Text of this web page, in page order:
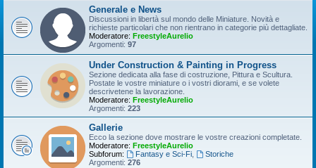
Generale e News
Discussioni in libertà sul mondo delle Miniature. Novità e
richieste particolari che non rientrano in categorie più dettagliate.
Moderatore: FreestyleAurelio
Argomenti: 97
Under Construction & Painting in Progress
Sezione dedicata alla fase di costruzione, Pittura e Scultura.
Postate le vostre miniature o i vostri diorami, e se volete
descrivetene la lavorazione.
Moderatore: FreestyleAurelio
Argomenti: 223
Gallerie
Ecco la sezione dove mostrare le vostre creazioni completate.
Moderatore: FreestyleAurelio
Subforum:
Fantasy e Sci-Fi,
Storiche
Argomenti: 276